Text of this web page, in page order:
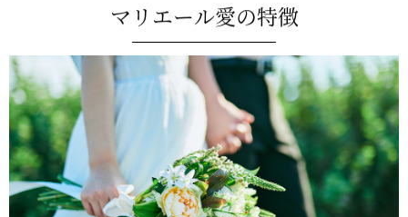
マリエール愛の特徴